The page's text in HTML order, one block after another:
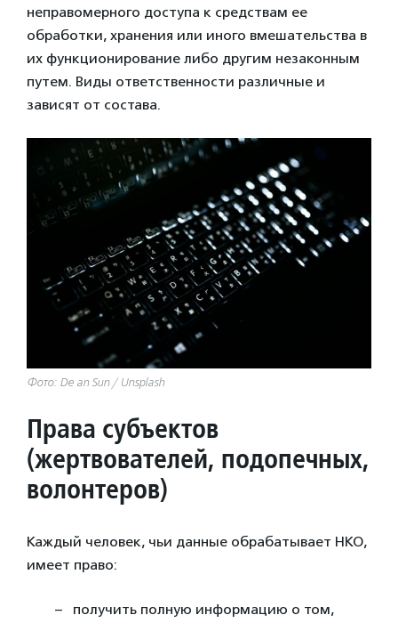
неправомерного доступа к средствам ее
обработки, хранения или иного вмешательства в
их функционирование либо другим незаконным
путем. Виды ответственности различные и
зависят от состава.
Фото: De an Sun / Unsplash
Права субъектов
(жертвователей, подопечных,
волонтеров)
Каждый человек, чьи данные обрабатывает НКО,
имеет право:
получить полную информацию о том,